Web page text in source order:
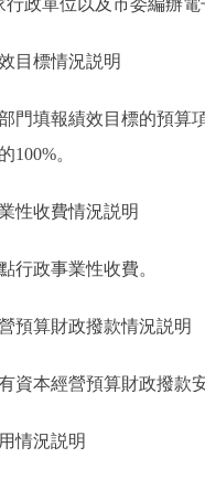
標情況説明
填報績效目標的預算項
100%。
收費情況説明
政事業性收費。
算財政撥款情況説明
本經營預算財政撥款
情況説明